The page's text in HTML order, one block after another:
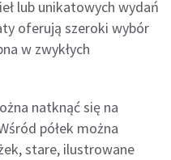
lub unikatowych wydań
oferują szeroki wybór
w zwykłych
natknąć się na
półek można
stare, ilustrowane